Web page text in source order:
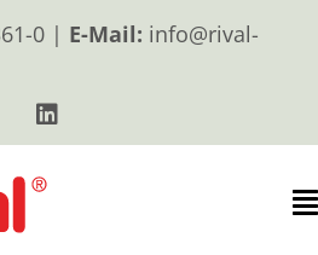
0 | E-Mail: info@rival-